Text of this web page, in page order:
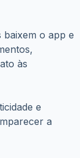
baixem o app e
às
e
a